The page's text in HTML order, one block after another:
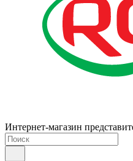
Интернет-магазин